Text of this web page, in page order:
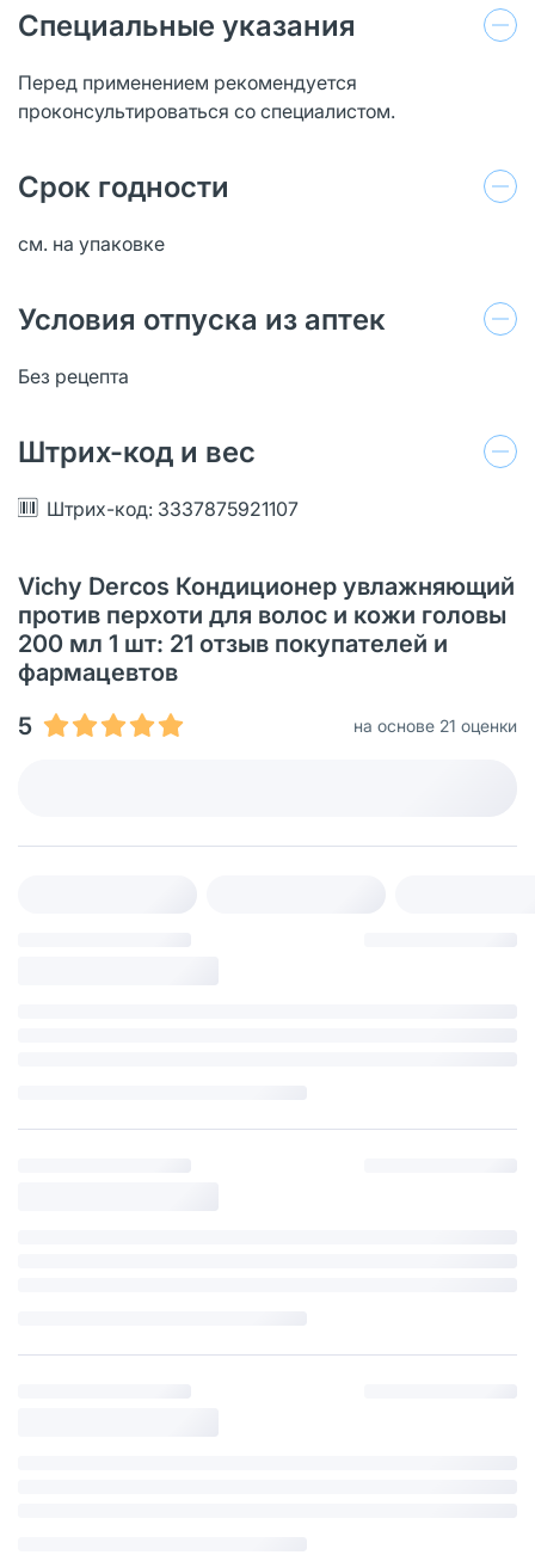
Специальные указания
Перед применением рекомендуется
проконсультироваться со специалистом.
Срок годности
см. на упаковке
Условия отпуска из аптек
Без рецепта
Штрих-код и вес
Штрих-код: 3337875921107
Vichy Dercos Кондиционер увлажняющий
против перхоти для волос и кожи головы
200 мл 1 шт: 21 oтзыв покупателей и
фармацевтов
5
на основе 21 оценки